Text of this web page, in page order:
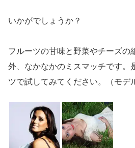
いかがでしょうか？
フルーツの甘味と野菜やチーズの
外、なかなかのミスマッチです。
ツで試してみてください。（モデ